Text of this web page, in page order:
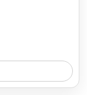
Angebot
Aktionen.
finden Sie
des Händlers.
EliteBook